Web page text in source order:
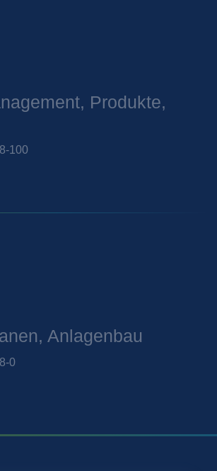
Produkte,
100
Anlagenbau
0